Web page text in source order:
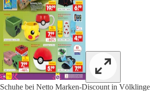
Schuhe bei Netto Marken-Discount in